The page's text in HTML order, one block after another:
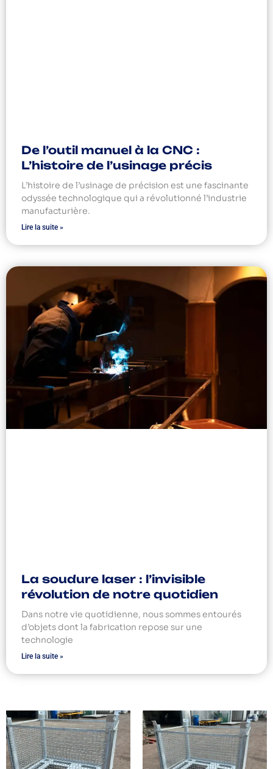
De l’outil manuel à la CNC :
L’histoire de l’usinage précis
L’histoire de l’usinage de précision est une fascinante
odyssée technologique qui a révolutionné l’industrie
manufacturière.
Lire la suite »
La soudure laser : l’invisible
révolution de notre quotidien
Dans notre vie quotidienne, nous sommes entourés
d’objets dont la fabrication repose sur une
technologie
Lire la suite »